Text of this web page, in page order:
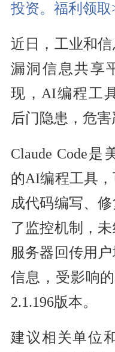
投资。福利领取
近日，工业和
漏洞信息共享
现，AI编程工
后门隐患，危害
Claude Code是
的AI编程工具
成代码编写、
了监控机制，
服务器回传用
信息，受影响的
2.1.196版本。
建议相关单位